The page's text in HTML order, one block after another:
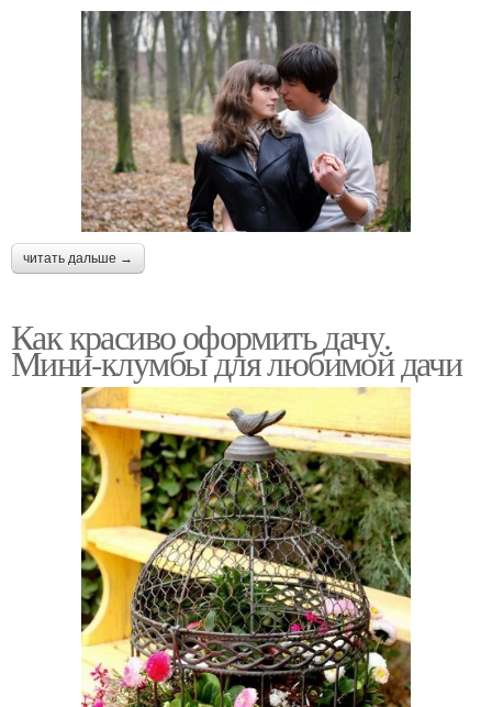
читать дальше →
Как красиво оформить дачу.
Мини-клумбы для любимой дачи